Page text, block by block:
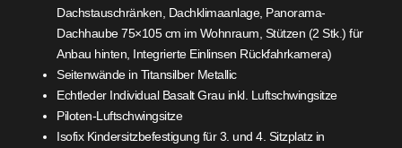
Dachstauschränken, Dachklimaanlage, Panorama-
Dachhaube 75×105 cm im Wohnraum, Stützen (2 Stk.) für
Anbau hinten, Integrierte Einlinsen Rückfahrkamera)
Seitenwände in Titansilber Metallic
Echtleder Individual Basalt Grau inkl. Luftschwingsitze
Piloten-Luftschwingsitze
Isofix Kindersitzbefestigung für 3. und 4. Sitzplatz in